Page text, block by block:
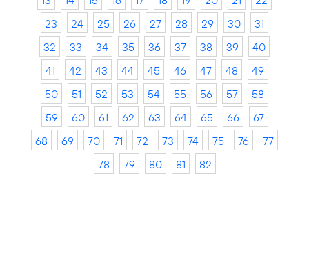
23
24 25 26 27 28 29 30
31
32
33 34 35 36 37 38 39
40
41
42 43 44 45 46 47 48
49
50
51 52 53 54 55 56 57
58
59
60 61 62 63 64 65 66
67
68
69 70 71 72 73 74 75 76
77
78
79 80 81 82